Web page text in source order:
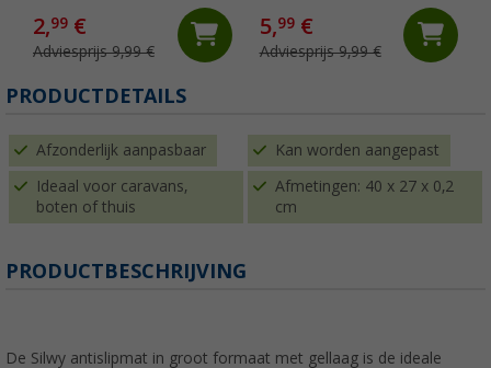
2,99 €
Adviesprijs 9,99 €
5,99€
Adviesprijs 9,99 €
PRODUCTDETAILS
Afzonderlijk aanpasbaar Kan worden aangepast
Ideaal voor caravans,
boten of thuis
Afmetingen: 40 x 27 x 0,2
cm
PRODUCTBESCHRIJVING
De Silwy antislipmat in groot formaat met gellaag is de ideale